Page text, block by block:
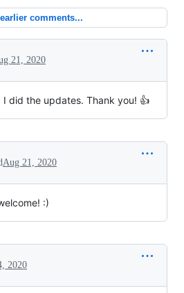
comments...
21, 2020
I did the updates. Thank you! 👍
Aug 21, 2020
:)
2020